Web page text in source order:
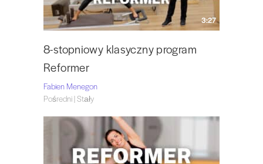
3:27
8-stopniowy klasyczny program
Reformer
Fabien Menegon
Pośredni | Stały